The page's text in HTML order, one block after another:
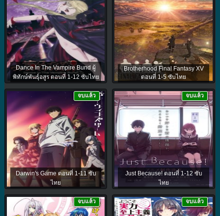
Dance In The Vampire Bund ผู้
พิทักษ์พันธุ์อสูร ตอนที่ 1-12 ซับไทย
Brotherhood Final Fantasy XV
ตอนที่ 1-5 ซับไทย
Darwin's Game ตอนที่ 1-11 ซับ
ไทย
จบแล้ว
Just Because! ตอนที่ 1-12 ซับ
ไทย
จบแล้ว
จบแล้ว จบแล้ว